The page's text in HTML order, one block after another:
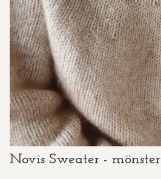
Novis Sweater - mönster